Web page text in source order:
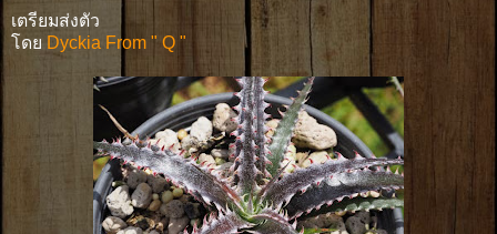
เตรียมส่งตัว
โดย Dyckia From " Q "